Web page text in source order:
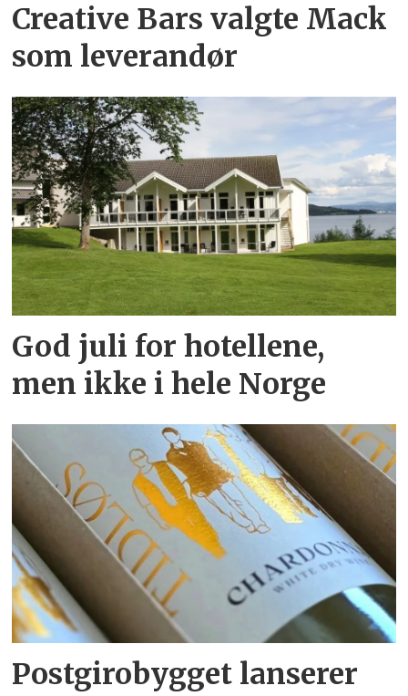
Creative Bars valgte Mack
som leverandør
God juli for hotellene,
men ikke i hele Norge
Postgirobygget lanserer